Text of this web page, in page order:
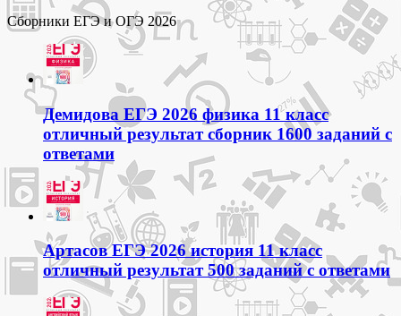
Сборники ЕГЭ и ОГЭ 2026
Демидова ЕГЭ 2026 физика 11 класс
отличный результат сборник 1600 заданий с
ответами
Артасов ЕГЭ 2026 история 11 класс
отличный результат 500 заданий с ответами